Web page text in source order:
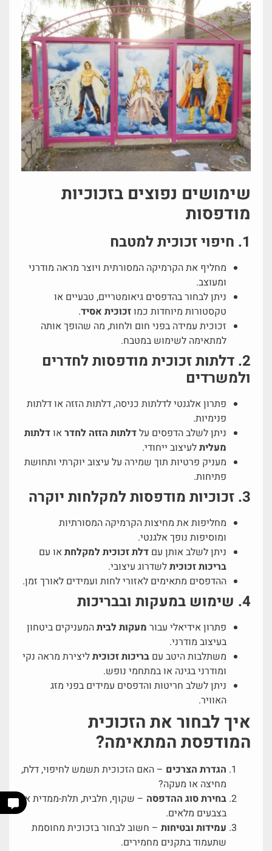
שימושים נפוצים בזכוכיות
מודפסות
1. חיפוי זכוכית למטבח
מחליף את הקרמיקה המסורתית ויוצר מראה מודרני
ומעוצב.
ניתן לבחור בהדפסים גיאומטריים, טבעיים או
טקסטורות מיוחדות כמוזכוכית אסיד.
זכוכית עמידה בפני חום ולחות, מה שהופך אותה
למתאימה לשימוש במטבח.
2. דלתות זכוכית מודפסות לחדרים
ולמשרדים
פתרון אלגנטי לדלתות כניסה, דלתות הזזה או דלתות
פנימיות.
ניתן לשלב הדפסים עלדלתות הזזה לחדראודלתות
מעליתלעיצוב ייחודי.
מעניק פרטיות תוך שמירה על עיצוב יוקרתי ותחושת
פתיחות.
3. זכוכיות מודפסות למקלחות יוקרה
מחליפות את מחיצות הקרמיקה המסורתיות
ומוסיפות נופך אלגנטי.
ניתן לשלב אותן עם דלת זכוכית למקלחתאו עם
בריכות זכוכיתלשדרוג עיצובי.
ההדפסים מתאימים לאזורי לחות ועמידים לאורך זמן.
4. שימוש במעקות ובבריכות
פתרון אידיאלי עבור מעקות לביתהמעניקים ביטחון
בעיצוב מודרני.
משתלבות היטב עם בריכות זכוכיתליצירת מראה נקי
ומודרני בגינה או במתחמי נופש.
ניתן לשלב חריטות והדפסים עמידים בפני מזג
האוויר.
איך לבחור את הזכוכית
המודפסת המתאימה?
הגדרת הצרכים – האם הזכוכית תשמש לחיפוי, דלת,
מחיצה או מעקה?
בחירת סוג ההדפסה – שקוף, חלבית, תלת-ממדית או
בצבעים מלאים.
עמידות ובטיחות – חשוב לבחור בזכוכית מחוסמת
שתעמוד בתקנים מחמירים.